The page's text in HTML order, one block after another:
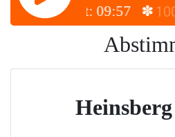
Uhrzeit: 09:57